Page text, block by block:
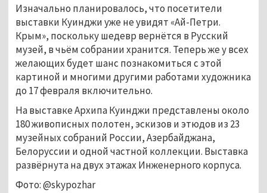
Изначально планировалось, что посетители
выставки Куинджи уже не увидят «Ай-Петри.
Крым», поскольку шедевр вернётся в Русский
музей, в чьём собрании хранится. Теперь же у всех
желающих будет шанс познакомиться с этой
картиной и многими другими работами художника
до 17 февраля включительно.
На выставке Архипа Куинджи представлены около
180 живописных полотен, эскизов и этюдов из 23
музейных собраний России, Азербайджана,
Белоруссии и одной частной коллекции. Выставка
развёрнута на двух этажах Инженерного корпуса.
Фото: @skypozhar